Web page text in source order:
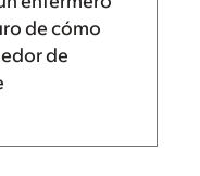
de cómo
de